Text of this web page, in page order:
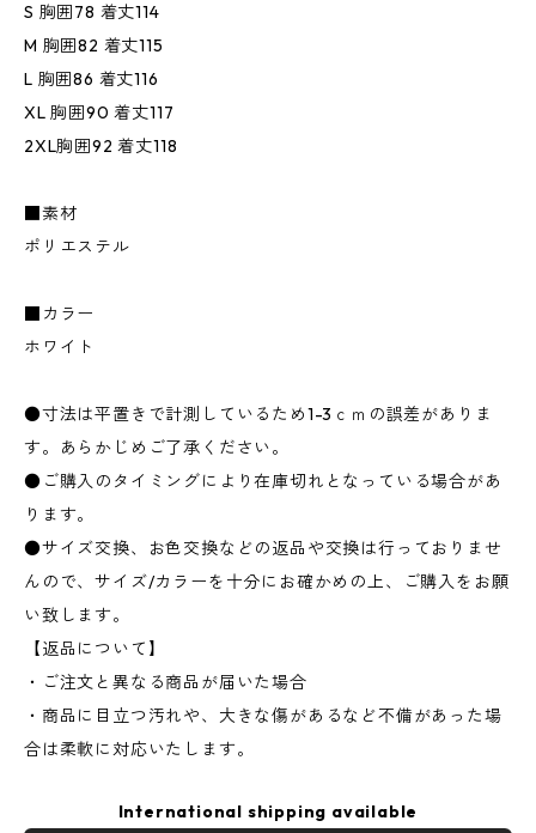
S 胸囲78 着丈114
M 胸囲82 着丈115
L 胸囲86 着丈116
XL 胸囲90 着丈117
2XL胸囲92 着丈118
■素材
ポリエステル
■カラー
ホワイト
●寸法は平置きで計測しているため1-3ｃｍの誤差がありま
す。あらかじめご了承ください。
●ご購入のタイミングにより在庫切れとなっている場合があ
ります。
●サイズ交換、お色交換などの返品や交換は行っておりませ
んので、サイズ/カラーを十分にお確かめの上、ご購入をお願
い致します。
【返品について】
・ご注文と異なる商品が届いた場合
・商品に目立つ汚れや、大きな傷があるなど不備があった場
合は柔軟に対応いたします。
International shipping available